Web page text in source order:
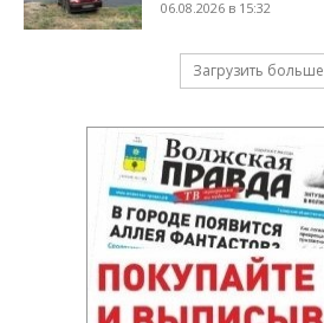
06.08.2026 в 15:32
Загрузить больше